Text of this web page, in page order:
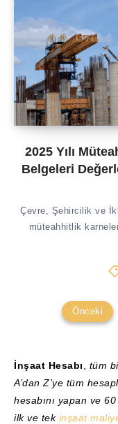
2025 Yılı
Belgeleri
Çevre, Şehircilik ve
müteahhitlik
Önceki
İnşaat Hesabı
tüm
A’dan Z’ye tüm
hesabını yapan ve
ilk ve tek inşaat